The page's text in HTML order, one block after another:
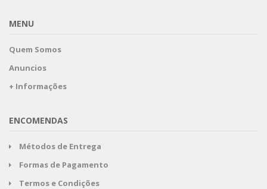
MENU
Quem Somos
Anuncios
+ Informações
ENCOMENDAS
Métodos de Entrega
Formas de Pagamento
Termos e Condições